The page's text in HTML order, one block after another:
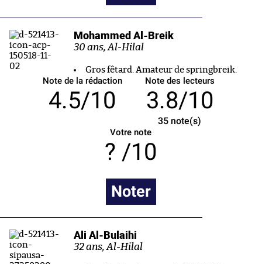
Mohammed Al-Breik
30 ans, Al-Hilal
Gros fêtard. Amateur de springbreik.
Note de la rédaction
4.5/10
Note des lecteurs
3.8/10
35 note(s)
Votre note
/10
Noter
Ali Al-Bulaihi
32 ans, Al-Hilal